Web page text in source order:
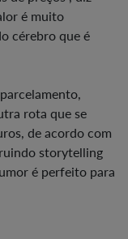
é muito
cérebro que é
rota que se
de acordo com
storytelling
é perfeito para